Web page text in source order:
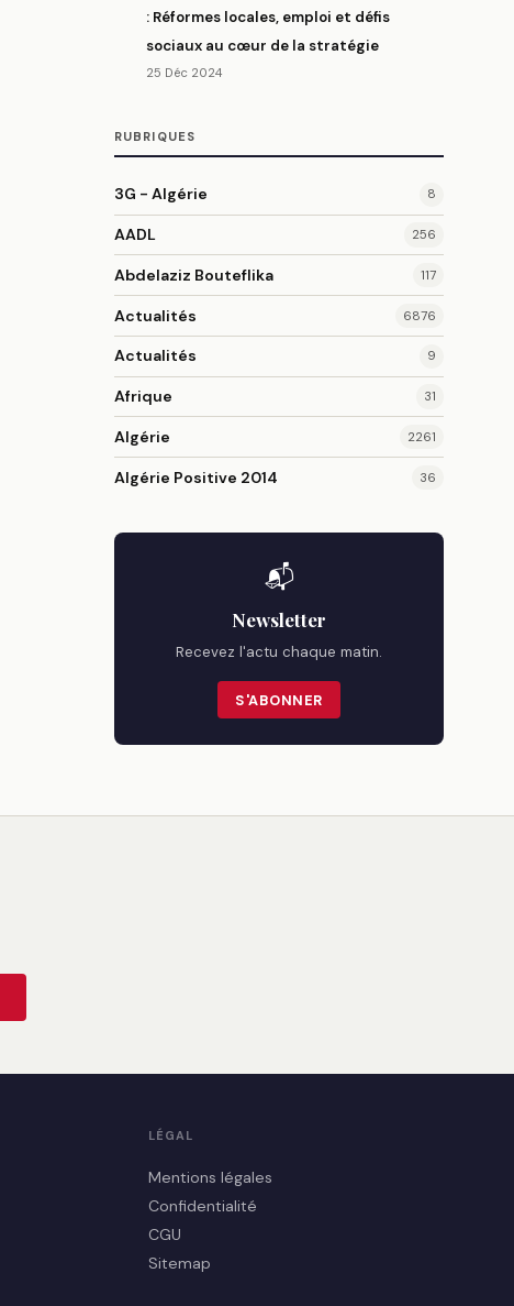
: Réformes locales, emploi et défis
sociaux au cœur de la stratégie
25 Déc 2024
RUBRIQUES
3G - Algérie 8
AADL 256
Abdelaziz Bouteflika 117
Actualités 6876
Actualités 9
Afrique 31
Algérie 2261
Algérie Positive 2014 36
📬
Newsletter
Recevez l'actu chaque matin.
S'ABONNER
LÉGAL
Mentions légales
Confidentialité
CGU
Sitemap